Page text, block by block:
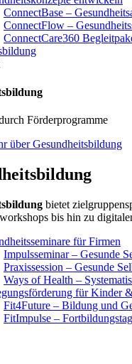
ConnectBase –
ConnectFlow –
ConnectCare360
Förderprogramme
über Gesundheitsbildung
bietet
bis hin zu
für Firmen
Impulsseminar – Gesunde
Praxissession – Gesunde
Ways of Health –
für Kinder
Fit4Future – Bildung und
FitImpulse –